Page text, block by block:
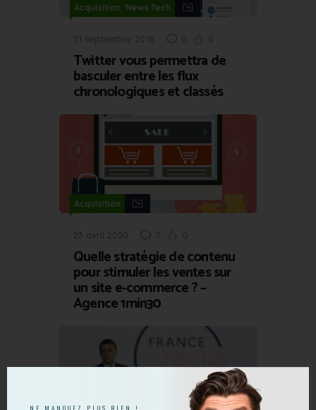
Acquisition, News Tech
21 septembre 2018 0 0
Twitter vous permettra de
basculer entre les flux
chronologiques et classés
Acquisition
23 avril 2020 0 0
Quelle stratégie de contenu
pour stimuler les ventes sur
un site e-commerce ? –
Agence 1min30
NE MANQUEZ PLUS RIEN !